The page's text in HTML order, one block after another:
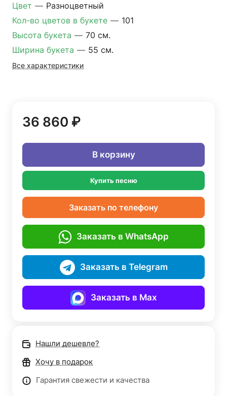
Цвет — Разноцветный
Кол-во цветов в букете — 101
Высота букета — 70 см.
Ширина букета — 55 см.
Все характеристики
36 860 ₽
В корзину
Купить песню
Заказать по телефону
Заказать в WhatsApp
Заказать в Telegram
Заказать в Max
Нашли дешевле?
Хочу в подарок
Гарантия свежести и качества